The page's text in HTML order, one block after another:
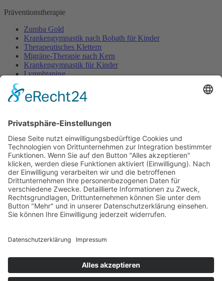
Präventionstherapie
Zumba Gold
Krankengymnastik nach Bobath für Kinder
Therapeutisches Klettern
Migräne-Therapie nach Kern
Krankengymnastik für Kinder
Lymphtaping
Rücken Therapie
Aqua Fitness
FDM – Faszien-Distorsions-Modell
Zumba Gold
Rückbildungsgymnastik
Kinder Therapie
Krankengymnastik nach Vojta für Kinder
Krankengymnastik nach Bobath für Kinder
Krankengymnastik für Kinder
Karriere
Sponsoring
Potsdamer Adventsturmblasen
Gutscheine